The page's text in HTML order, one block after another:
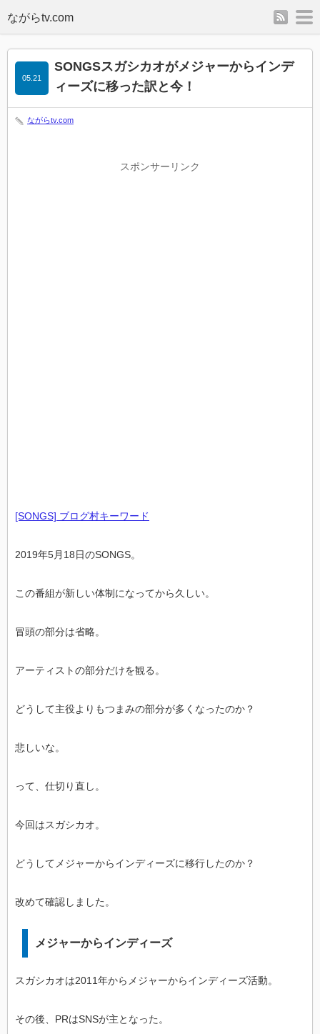
rss
SONGSスガシカオがメジャーからインデ
ィーズに移った訳と今！
05.21
ながらtv.com
スポンサーリンク
[SONGS] ブログ村キーワード
2019年5月18日のSONGS。
この番組が新しい体制になってから久しい。
冒頭の部分は省略。
アーティストの部分だけを観る。
どうして主役よりもつまみの部分が多くなったのか？
悲しいな。
って、仕切り直し。
今回はスガシカオ。
どうしてメジャーからインディーズに移行したのか？
改めて確認しました。
メジャーからインディーズ
スガシカオは2011年からメジャーからインディーズ活動。
その後、PRはSNSが主となった。